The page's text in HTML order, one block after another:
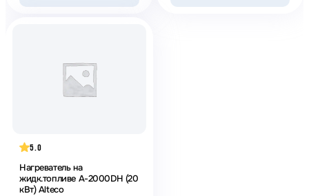
5.0
Нагреватель на
жидк.топливе A-2000DH (20
кВт) Alteco